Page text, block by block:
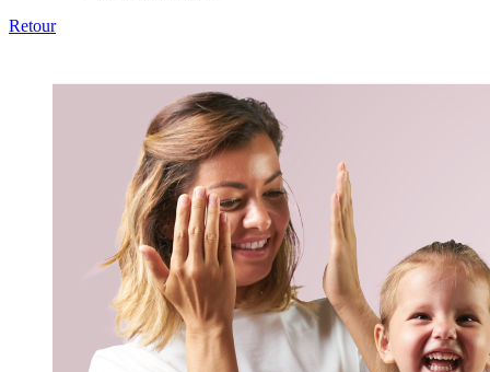
Retour